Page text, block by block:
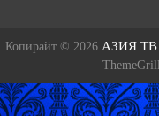
Копирайт © 2026 АЗИЯ ТВ